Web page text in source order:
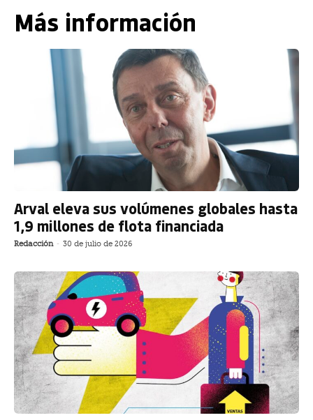
Más información
Arval eleva sus volúmenes globales hasta
1,9 millones de flota financiada
Redacción - 30 de julio de 2026